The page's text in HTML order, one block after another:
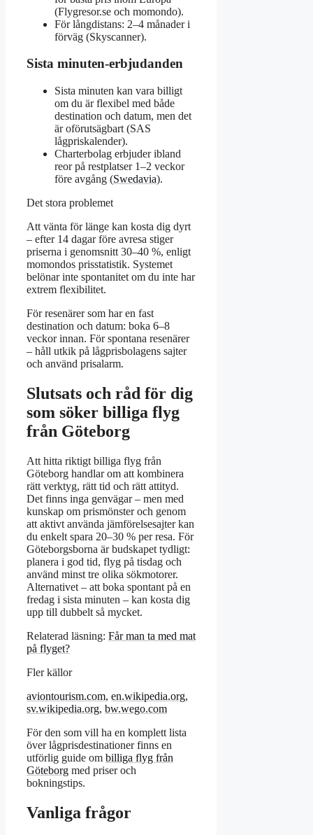
(Flygresor.se och momondo).
För långdistans: 2–4 månader i
förväg (Skyscanner).
Sista minuten-erbjudanden
Sista minuten kan vara billigt
om du är flexibel med både
destination och datum, men det
är oförutsägbart (SAS
lågpriskalender).
Charterbolag erbjuder ibland
reor på restplatser 1–2 veckor
före avgång (Swedavia).
Det stora problemet
Att vänta för länge kan kosta dig dyrt
– efter 14 dagar före avresa stiger
priserna i genomsnitt 30–40 %, enligt
momondos prisstatistik. Systemet
belönar inte spontanitet om du inte har
extrem flexibilitet.
För resenärer som har en fast
destination och datum: boka 6–8
veckor innan. För spontana resenärer
– håll utkik på lågprisbolagens sajter
och använd prisalarm.
Slutsats och råd för dig
som söker billiga flyg
från Göteborg
Att hitta riktigt billiga flyg från
Göteborg handlar om att kombinera
rätt verktyg, rätt tid och rätt attityd.
Det finns inga genvägar – men med
kunskap om prismönster och genom
att aktivt använda jämförelsesajter kan
du enkelt spara 20–30 % per resa. För
Göteborgsborna är budskapet tydligt:
planera i god tid, flyg på tisdag och
använd minst tre olika sökmotorer.
Alternativet – att boka spontant på en
fredag i sista minuten – kan kosta dig
upp till dubbelt så mycket.
Relaterad läsning: Får man ta med mat
på flyget?
Fler källor
aviontourism.com, en.wikipedia.org,
sv.wikipedia.org, bw.wego.com
För den som vill ha en komplett lista
över lågprisdestinationer finns en
utförlig guide om billiga flyg från
Göteborg med priser och
bokningstips.
Vanliga frågor